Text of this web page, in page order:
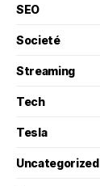
SEO
Societé
Streaming
Tech
Tesla
Uncategorized